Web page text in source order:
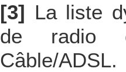
[3] La liste
de radio
Câble/ADSL.